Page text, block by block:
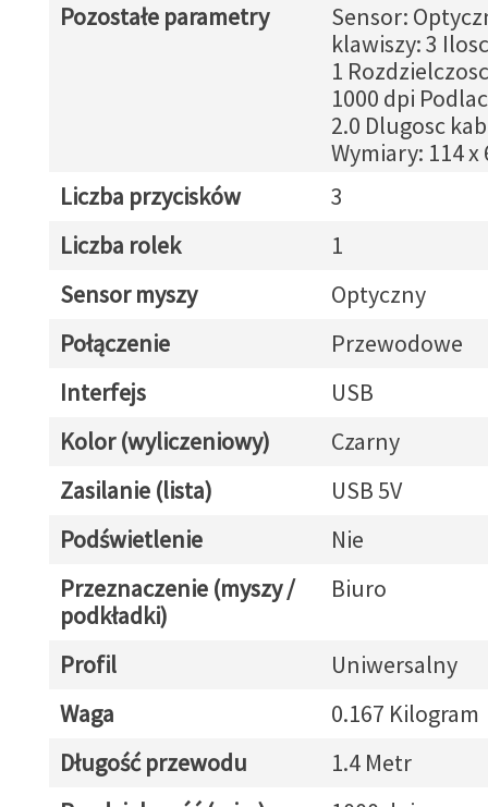
Pozostałe parametry
Sensor:
klawiszy: 3
1
1000 dpi
2.0 Dlugosc
Wymiary: 114 x
Liczba przycisków
3
Liczba rolek
1
Sensor myszy
Optyczny
Połączenie
Przewodowe
Interfejs
USB
Kolor (wyliczeniowy)
Czarny
Zasilanie (lista)
USB 5V
Podświetlenie
Nie
Przeznaczenie (myszy /
podkładki)
Biuro
Profil
Uniwersalny
Waga
0.167 Kilogram
Długość przewodu
1.4 Metr